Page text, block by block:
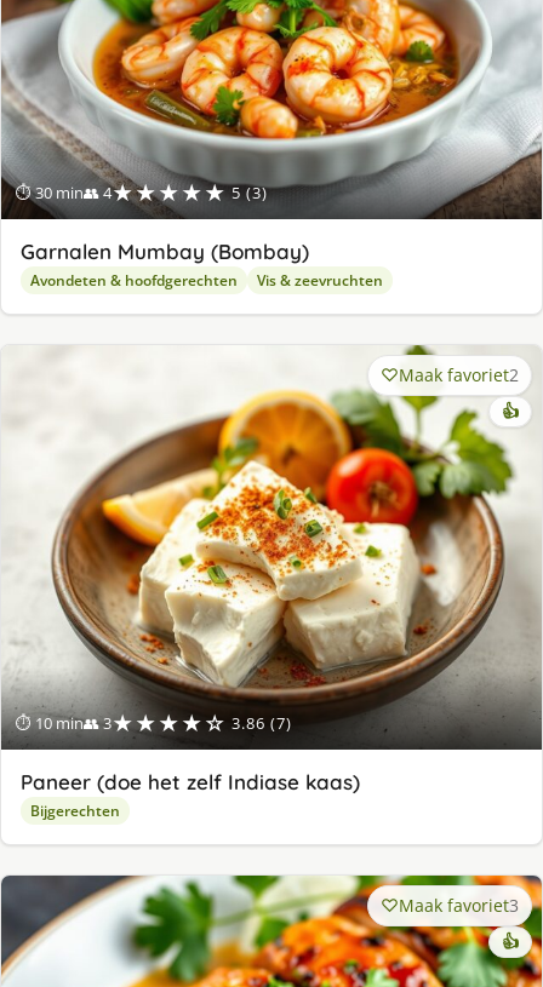
⏱ 30 min👥 4★★★★★ 5 (3)
Garnalen Mumbay (Bombay)
Avondeten & hoofdgerechten Vis & zeevruchten
⏱ 10 min👥 3★★★★☆ 3.86 (7)
Maak favoriet2
👍
Paneer (doe het zelf Indiase kaas)
Bijgerechten
Maak favoriet3
👍